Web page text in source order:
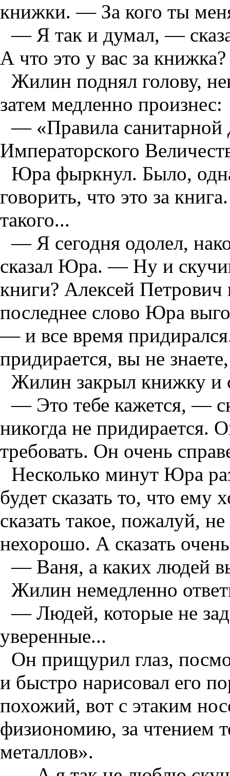
книжки. — За кого ты
— Я так и думал, —
А что это у вас за книжка?
Жилин поднял голову,
затем медленно произнес:
— «Правила санитарной
Императорского
Юра фыркнул. Было,
говорить, что это за
такого...
— Я сегодня одолел,
сказал Юра. — Ну и
книги? Алексей
последнее слово Юра
— и все время
придирается, вы не
Жилин закрыл книжку и
— Это тебе кажется, —
никогда не придирается.
требовать. Он очень
Несколько минут Юра
будет сказать то, что ему
сказать такое, пожалуй,
нехорошо. А сказать
— Ваня, а каких людей
Жилин немедленно
— Людей, которые не
уверенные...
Он прищурил глаз,
и быстро нарисовал его
похожий, вот с этаким
физиономию, за чтением
металлов».